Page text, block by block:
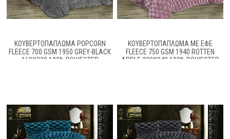
ΚΟΥΒΕΡΤΟΠΆΠΛΩΜΑ POPCORN
FLEECE 700 GSM 1950 GREY-BLACK
160X220 100% POLYESTER
ΚΟΥΒΕΡΤΟΠΆΠΛΩΜΑ ΜΕ ΕΦΈ
FLEECE 750 GSM 1940 ROTTEN
APPLE 220Χ240 100% POLYESTER